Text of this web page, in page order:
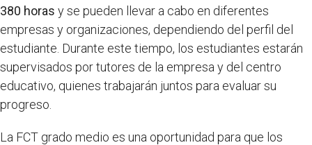
380 horas y se pueden llevar a cabo en diferentes
empresas y organizaciones, dependiendo del perfil del
estudiante. Durante este tiempo, los estudiantes estarán
supervisados por tutores de la empresa y del centro
educativo, quienes trabajarán juntos para evaluar su
progreso.
La FCT grado medio es una oportunidad para que los